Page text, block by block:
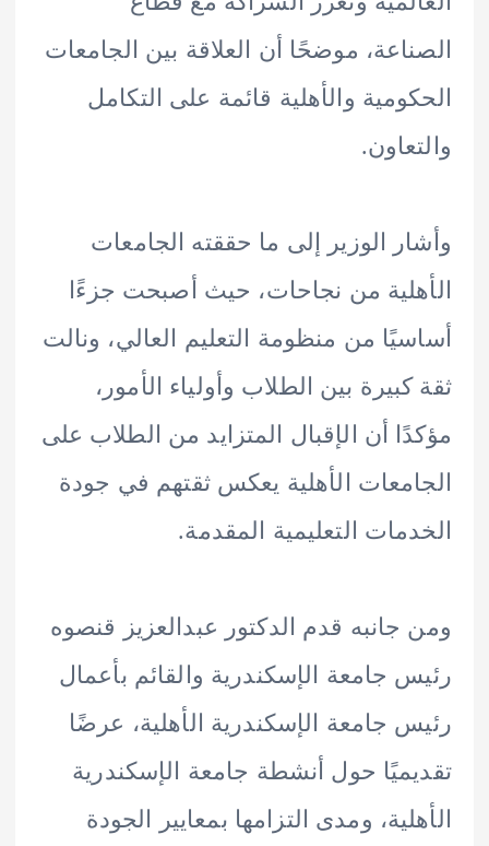
موضحًا أن العلاقة بين الجامعات
والأهلية قائمة على التكامل
الوزير إلى ما حققته الجامعات
من نجاحات، حيث أصبحت جزءًا
من منظومة التعليم العالي، ونالت
بين الطلاب وأولياء الأمور،
أن الإقبال المتزايد من الطلاب على
الأهلية يعكس ثقتهم في جودة
التعليمية المقدمة.
قدم الدكتور عبدالعزيز قنصوه
جامعة الإسكندرية والقائم بأعمال
جامعة الإسكندرية الأهلية، عرضًا
حول أنشطة جامعة الإسكندرية
ومدى التزامها بمعايير الجودة